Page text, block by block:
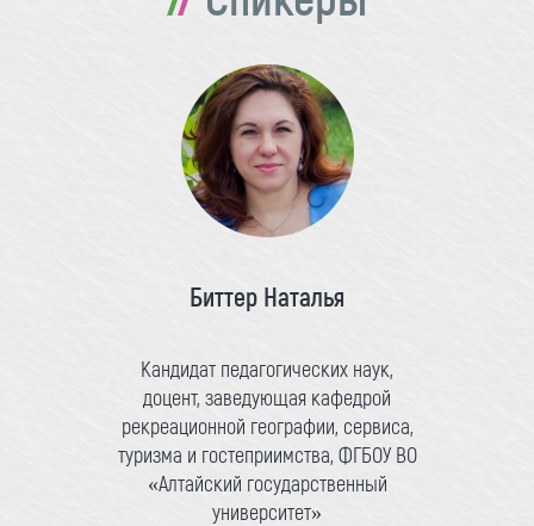
Биттер Наталья
Кандидат педагогических наук,
доцент, заведующая кафедрой
рекреационной географии, сервиса,
туризма и гостеприимства, ФГБОУ ВО
«Алтайский государственный
университет»